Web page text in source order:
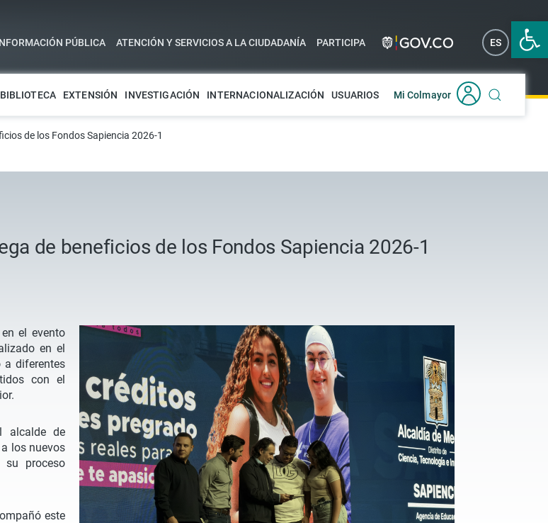
Abrir
PÚBLICA ATENCIÓN Y SERVICIOS A LA CIUDADANÍA PARTICIPA ES EN
BIBLIOTECA EXTENSIÓN INVESTIGACIÓN INTERNACIONALIZACIÓN USUARIOS Mi Colmayor
de los Fondos Sapiencia 2026-1
de beneficios de los Fondos Sapiencia 2026-1
el evento
en el
a diferentes
con el
alcalde de
los nuevos
proceso
este